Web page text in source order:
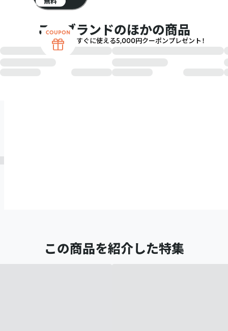
このブランドのほかの商品
この商品を紹介した特集
すぐに使える5,000円クーポンプレゼント！